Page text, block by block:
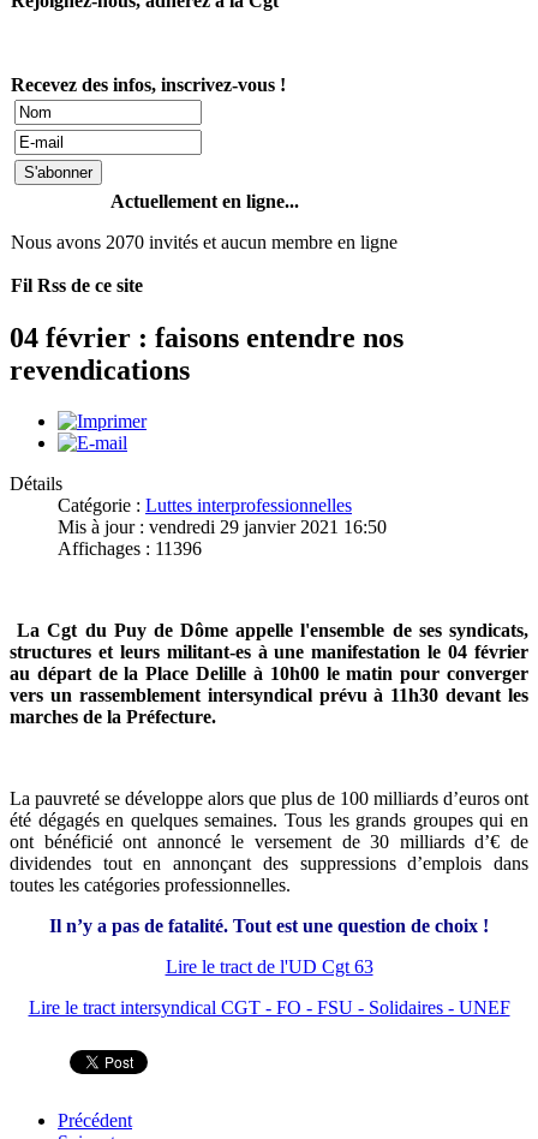
Recevez des infos, inscrivez-vous !
Actuellement en ligne...
Nous avons 2070 invités et aucun membre en ligne
Fil Rss de ce site
04 février : faisons entendre nos
revendications
Détails
Catégorie : Luttes interprofessionnelles
Mis à jour : vendredi 29 janvier 2021 16:50
Affichages : 11396
La Cgt du Puy de Dôme appelle l'ensemble de ses syndicats,
structures et leurs militant-es à une manifestation le 04 février
au départ de la Place Delille à 10h00 le matin pour converger
vers un rassemblement intersyndical prévu à 11h30 devant les
marches de la Préfecture.
La pauvreté se développe alors que plus de 100 milliards d’euros ont
été dégagés en quelques semaines. Tous les grands groupes qui en
ont bénéficié ont annoncé le versement de 30 milliards d’€ de
dividendes tout en annonçant des suppressions d’emplois dans
toutes les catégories professionnelles.
Il n’y a pas de fatalité. Tout est une question de choix !
Lire le tract de l'UD Cgt 63
Lire le tract intersyndical CGT - FO - FSU - Solidaires - UNEF
Précédent